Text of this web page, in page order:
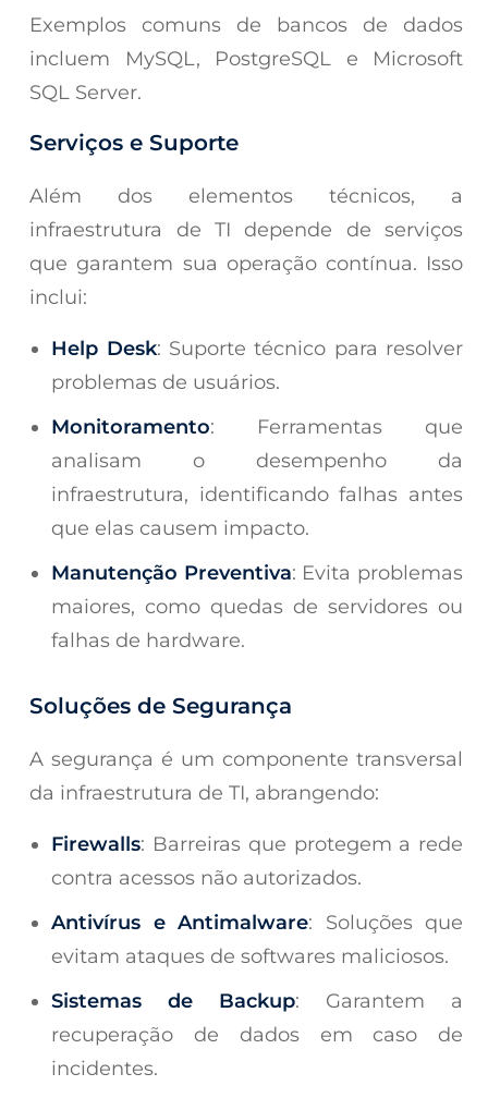
Exemplos comuns de bancos de dados
incluem MySQL, PostgreSQL e Microsoft
SQL Server.
Serviços e Suporte
Além dos elementos técnicos, a
infraestrutura de TI depende de serviços
que garantem sua operação contínua. Isso
inclui:
Help Desk: Suporte técnico para resolver
problemas de usuários.
Monitoramento: Ferramentas que
analisam o desempenho da
infraestrutura, identificando falhas antes
que elas causem impacto.
Manutenção Preventiva: Evita problemas
maiores, como quedas de servidores ou
falhas de hardware.
Soluções de Segurança
A segurança é um componente transversal
da infraestrutura de TI, abrangendo:
Firewalls: Barreiras que protegem a rede
contra acessos não autorizados.
Antivírus e Antimalware: Soluções que
evitam ataques de softwares maliciosos.
Sistemas de Backup: Garantem a
recuperação de dados em caso de
incidentes.